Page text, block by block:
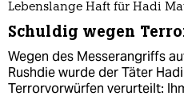
Lebenslange Haft für Hadi
Schuldig wegen
Wegen des Messerangriffs
Rushdie wurde der Täter
Terrorvorwürfen verurteilt: